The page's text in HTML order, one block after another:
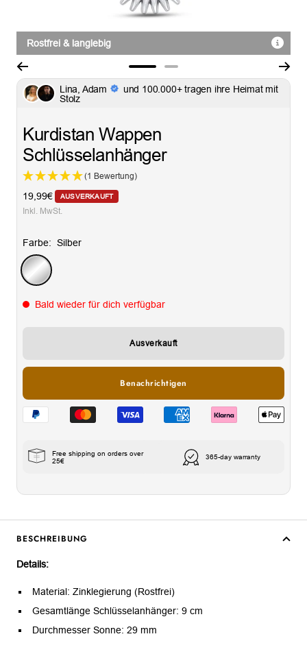
Rostfrei & langlebig
Slide
Slide
Lina, Adam
und 100.000+ tragen ihre Heimat mit
Stolz
Kurdistan Wappen
Schlüsselanhänger
(1 Bewertung)
Angebotspreis
19,99€ AUSVERKAUFT
Inkl. MwSt.
Farbe: Silber
Silber
Bald wieder für dich verfügbar
Ausverkauft
Benachrichtigen
Free shipping on orders over
25€
365-day warranty
BESCHREIBUNG
Details:
Material: Zinklegierung (Rostfrei)
Gesamtlänge Schlüsselanhänger: 9 cm
Durchmesser Sonne: 29 mm